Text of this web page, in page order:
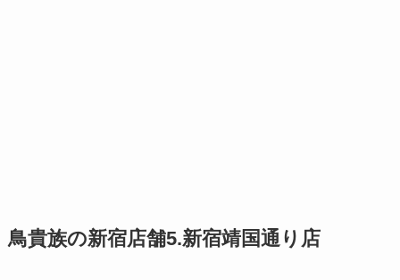
鳥貴族の新宿店舗5.新宿靖国通り店